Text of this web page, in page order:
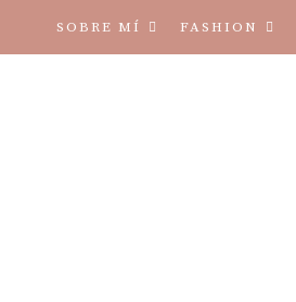
SOBRE MÍ FASHION